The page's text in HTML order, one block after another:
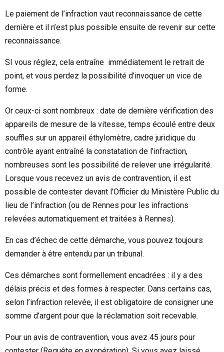
Le paiement de l’infraction vaut reconnaissance de cette
dernière et il n’est plus possible ensuite de revenir sur cette
reconnaissance.
SI vous réglez, cela entraîne immédiatement le retrait de
point, et vous perdez la possibilité d’invoquer un vice de
forme.
Or ceux-ci sont nombreux : date de dernière vérification des
appareils de mesure de la vitesse, temps écoulé entre deux
souffles sur un appareil éthylomètre, cadre juridique du
contrôle ayant entraîné la constatation de l’infraction,
nombreuses sont les possibilité de relever une irrégularité.
Lorsque vous recevez un avis de contravention, il est
possible de contester devant l’Officier du Ministère Public du
lieu de l’infraction (ou de Rennes pour les infractions
relevées automatiquement et traitées à Rennes).
En cas d’échec de cette démarche, vous pouvez toujours
demander à être entendu par un tribunal.
Ces démarches sont formellement encadrées : il y a des
délais précis et des formes à respecter. Dans certains cas,
selon l’infraction relevée, il est obligatoire de consigner une
somme d’argent pour que la réclamation soit recevable.
Pour un avis de contravention, vous avez 45 jours pour